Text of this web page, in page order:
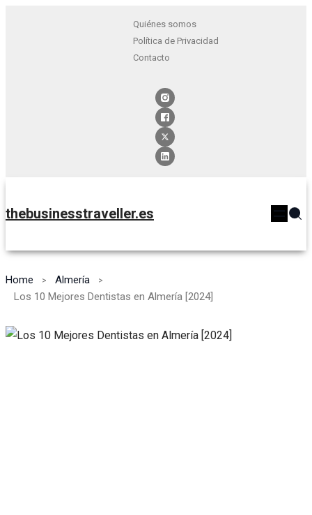
Quiénes somos
Política de Privacidad
Contacto
thebusinesstraveller.es
Home
Almería
Los 10 Mejores Dentistas en Almería [2024]